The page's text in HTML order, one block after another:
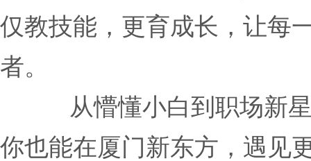
仅教技能，更育成长，让每
者。
从懵懂小白到职场新
你也能在厦门新东方，遇见